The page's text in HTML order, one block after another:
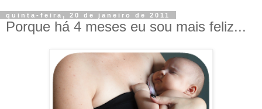
quinta-feira, 20 de janeiro de 2011
Porque há 4 meses eu sou mais feliz...